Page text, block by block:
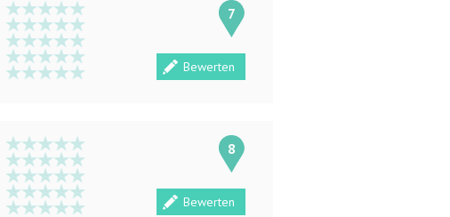
7
Bewerten
8
Bewerten